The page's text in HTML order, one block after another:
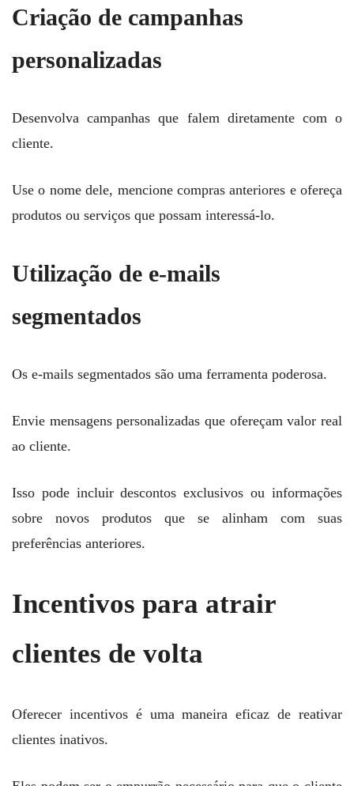
Criação de campanhas
personalizadas
Desenvolva campanhas que falem diretamente com o
cliente.
Use o nome dele, mencione compras anteriores e ofereça
produtos ou serviços que possam interessá-lo.
Utilização de e-mails
segmentados
Os e-mails segmentados são uma ferramenta poderosa.
Envie mensagens personalizadas que ofereçam valor real
ao cliente.
Isso pode incluir descontos exclusivos ou informações
sobre novos produtos que se alinham com suas
preferências anteriores.
Incentivos para atrair
clientes de volta
Oferecer incentivos é uma maneira eficaz de reativar
clientes inativos.